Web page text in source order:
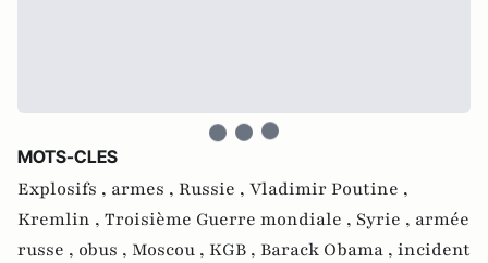
MOTS-CLES
Explosifs , armes , Russie , Vladimir Poutine ,
Kremlin , Troisième Guerre mondiale , Syrie , armée
russe , obus , Moscou , KGB , Barack Obama , incident